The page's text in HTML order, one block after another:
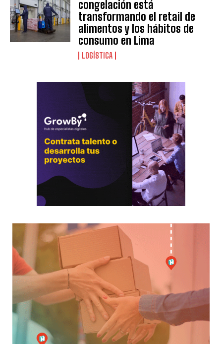
congelación está
transformando el retail de
alimentos y los hábitos de
consumo en Lima
LOGÍSTICA